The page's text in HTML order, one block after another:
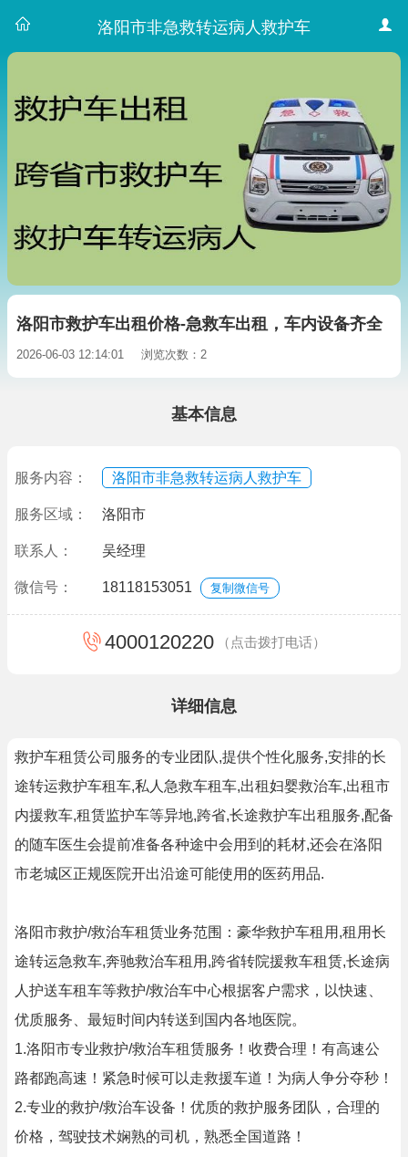
洛阳市非急救转运病人救护车
洛阳市救护车出租价格-急救车出租，车内设备齐全
2026-06-03 12:14:01 浏览次数：2
基本信息
服务内容： 洛阳市非急救转运病人救护车
服务区域： 洛阳市
联系人： 吴经理
微信号： 18118153051 复制微信号
4000120220 （点击拨打电话）
详细信息
救护车租赁公司服务的专业团队,提供个性化服务,安排的长
途转运救护车租车,私人急救车租车,出租妇婴救治车,出租市
内援救车,租赁监护车等异地,跨省,长途救护车出租服务,配备
的随车医生会提前准备各种途中会用到的耗材,还会在洛阳
市老城区正规医院开出沿途可能使用的医药用品.
洛阳市救护/救治车租赁业务范围：豪华救护车租用,租用长
途转运急救车,奔驰救治车租用,跨省转院援救车租赁,长途病
人护送车租车等救护/救治车中心根据客户需求，以快速、
优质服务、最短时间内转送到国内各地医院。
1.洛阳市专业救护/救治车租赁服务！收费合理！有高速公
路都跑高速！紧急时候可以走救援车道！为病人争分夺秒！
2.专业的救护/救治车设备！优质的救护服务团队，合理的
价格，驾驶技术娴熟的司机，熟悉全国道路！